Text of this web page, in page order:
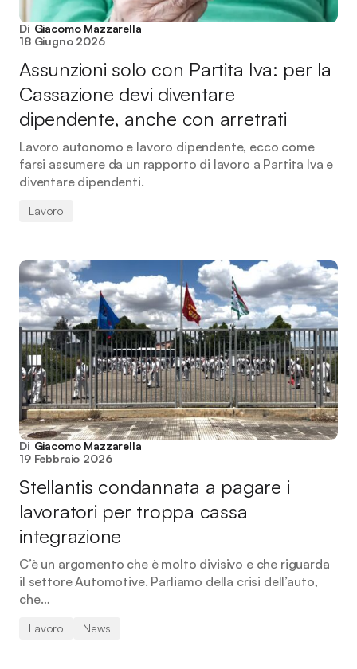
Di Giacomo Mazzarella
18 Giugno 2026
Assunzioni solo con Partita Iva: per la
Cassazione devi diventare
dipendente, anche con arretrati
Lavoro autonomo e lavoro dipendente, ecco come
farsi assumere da un rapporto di lavoro a Partita Iva e
diventare dipendenti.
Lavoro
Di Giacomo Mazzarella
19 Febbraio 2026
Stellantis condannata a pagare i
lavoratori per troppa cassa
integrazione
C’è un argomento che è molto divisivo e che riguarda
il settore Automotive. Parliamo della crisi dell’auto,
che…
Lavoro News